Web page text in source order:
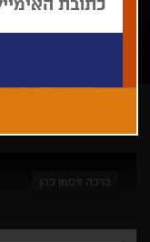
ברכה זיסמן כהן